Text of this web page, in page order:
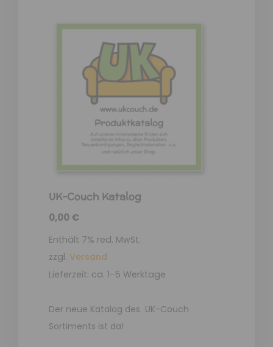
UK-Couch Katalog
0,00€
Enthält 7% red. MwSt.
zzgl. Versand
Lieferzeit: ca. 1-5 Werktage
Der neue Katalog des UK-Couch
Sortiments ist da!